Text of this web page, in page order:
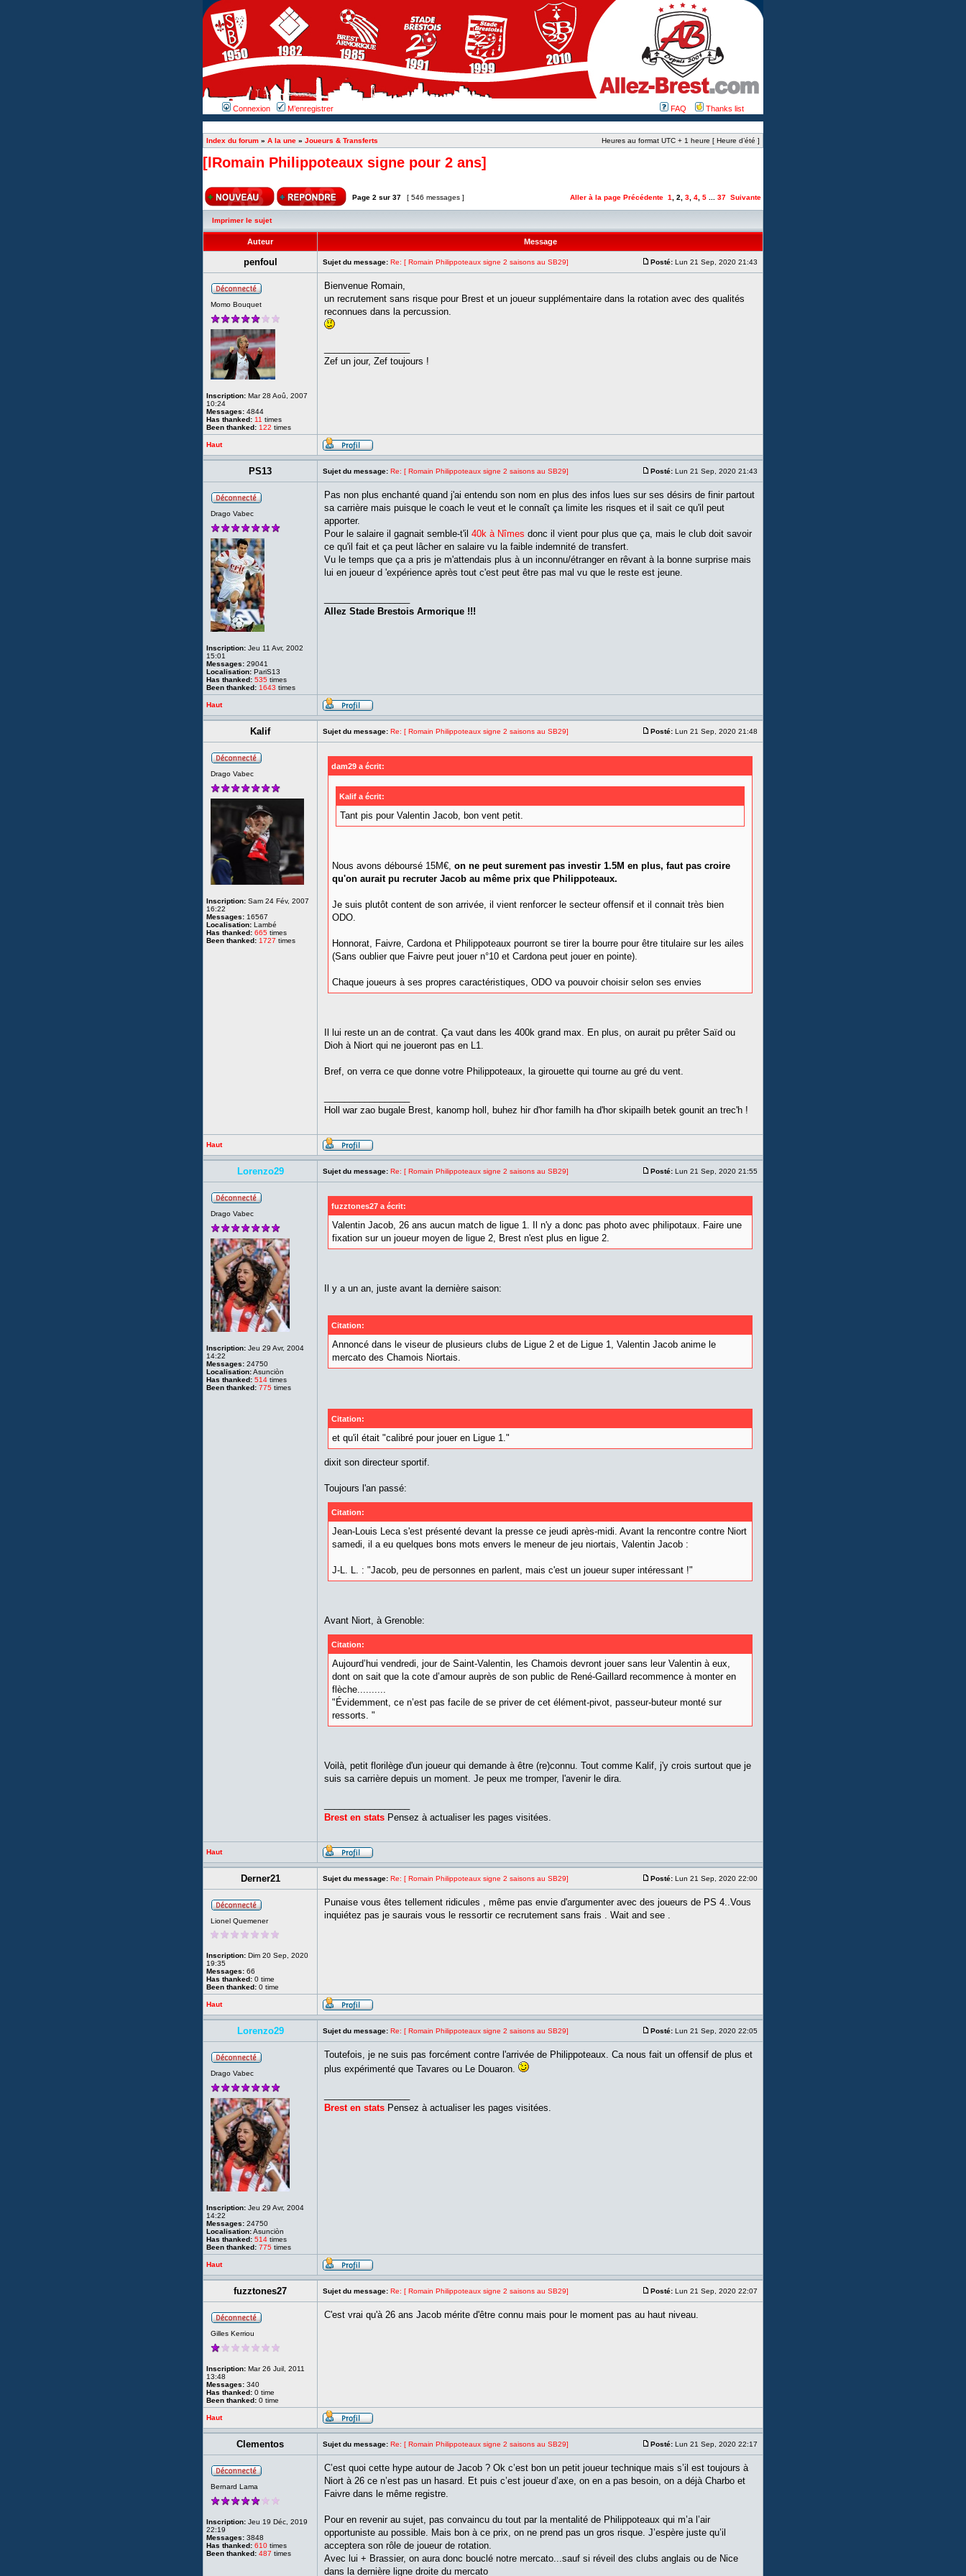
Connexion M’enregistrer FAQ Thanks list
Index du forum » A la une » Joueurs & Transferts Heures au format UTC + 1 heure [ Heure d’été ]
[lRomain Philippoteaux signe pour 2 ans]
Page 2 sur 37 [ 546 messages ] Aller à la page Précédente 1 2 3 4 5 37 Suivante
Imprimer le sujet
Auteur Message
penfoul Sujet du message: Re: [ Romain Philippoteaux signe 2 saisons au SB29] Posté: Lun 21 Sep, 2020 21:43
Momo Bouquet
Inscription: Mar 28 Aoû, 2007
10:24
Messages: 4844
Has thanked: 11 times
Been thanked: 122 times
Bienvenue Romain,
un recrutement sans risque pour Brest et un joueur supplémentaire dans la rotation avec des qualités
reconnues dans la percussion.
Zef un jour, Zef toujours !
Haut
PS13 Sujet du message: Re: [ Romain Philippoteaux signe 2 saisons au SB29] Posté: Lun 21 Sep, 2020 21:43
Drago Vabec
Inscription: Jeu 11 Avr, 2002
15:01
Messages: 29041
Localisation: PariS13
Has thanked: 535 times
Been thanked: 1643 times
Pas non plus enchanté quand j'ai entendu son nom en plus des infos lues sur ses désirs de finir partout
sa carrière mais puisque le coach le veut et le connaît ça limite les risques et il sait ce qu'il peut
apporter.
Pour le salaire il gagnait semble-t'il 40k à Nîmes donc il vient pour plus que ça, mais le club doit savoir
ce qu'il fait et ça peut lâcher en salaire vu la faible indemnité de transfert.
Vu le temps que ça a pris je m'attendais plus à un inconnu/étranger en rêvant à la bonne surprise mais
lui en joueur d 'expérience après tout c'est peut être pas mal vu que le reste est jeune.
Allez Stade Brestois Armorique !!!
Haut
Kalif Sujet du message: Re: [ Romain Philippoteaux signe 2 saisons au SB29] Posté: Lun 21 Sep, 2020 21:48
Drago Vabec
Inscription: Sam 24 Fév, 2007
16:22
Messages: 16567
Localisation: Lambé
Has thanked: 665 times
Been thanked: 1727 times
dam29 a écrit:
Kalif a écrit:
Tant pis pour Valentin Jacob, bon vent petit.
Nous avons déboursé 15M€, on ne peut surement pas investir 1.5M en plus, faut pas croire
qu'on aurait pu recruter Jacob au même prix que Philippoteaux.
Je suis plutôt content de son arrivée, il vient renforcer le secteur offensif et il connait très bien
ODO.
Honnorat, Faivre, Cardona et Philippoteaux pourront se tirer la bourre pour être titulaire sur les ailes
(Sans oublier que Faivre peut jouer n°10 et Cardona peut jouer en pointe).
Chaque joueurs à ses propres caractéristiques, ODO va pouvoir choisir selon ses envies
Il lui reste un an de contrat. Ça vaut dans les 400k grand max. En plus, on aurait pu prêter Saïd ou
Dioh à Niort qui ne joueront pas en L1.
Bref, on verra ce que donne votre Philippoteaux, la girouette qui tourne au gré du vent.
Holl war zao bugale Brest, kanomp holl, buhez hir d'hor familh ha d'hor skipailh betek gounit an trec'h !
Haut
Lorenzo29 Sujet du message: Re: [ Romain Philippoteaux signe 2 saisons au SB29] Posté: Lun 21 Sep, 2020 21:55
Drago Vabec
Inscription: Jeu 29 Avr, 2004
14:22
Messages: 24750
Localisation:Asunciòn
Has thanked: 514 times
Been thanked: 775 times
fuzztones27 a écrit:
Valentin Jacob, 26 ans aucun match de ligue 1. Il n'y a donc pas photo avec philipotaux. Faire une
fixation sur un joueur moyen de ligue 2, Brest n'est plus en ligue 2.
Il y a un an, juste avant la dernière saison:
Citation:
Annoncé dans le viseur de plusieurs clubs de Ligue 2 et de Ligue 1, Valentin Jacob anime le
mercato des Chamois Niortais.
Citation:
et qu'il était "calibré pour jouer en Ligue 1."
dixit son directeur sportif.
Toujours l'an passé:
Citation:
Jean-Louis Leca s'est présenté devant la presse ce jeudi après-midi. Avant la rencontre contre Niort
samedi, il a eu quelques bons mots envers le meneur de jeu niortais, Valentin Jacob :
J-L. L. : "Jacob, peu de personnes en parlent, mais c'est un joueur super intéressant !"
Avant Niort, à Grenoble:
Citation:
Aujourd’hui vendredi, jour de Saint-Valentin, les Chamois devront jouer sans leur Valentin à eux,
dont on sait que la cote d’amour auprès de son public de René-Gaillard recommence à monter en
flèche..........
"Évidemment, ce n’est pas facile de se priver de cet élément-pivot, passeur-buteur monté sur
ressorts. "
Voilà, petit florilège d'un joueur qui demande à être (re)connu. Tout comme Kalif, j'y crois surtout que je
suis sa carrière depuis un moment. Je peux me tromper, l'avenir le dira.
Brest en stats Pensez à actualiser les pages visitées.
Haut
Derner21 Sujet du message: Re: [ Romain Philippoteaux signe 2 saisons au SB29] Posté: Lun 21 Sep, 2020 22:00
Lionel Quemener
Inscription: Dim 20 Sep, 2020
19:35
Messages: 66
Has thanked: 0 time
Been thanked: 0 time
Punaise vous êtes tellement ridicules , même pas envie d'argumenter avec des joueurs de PS 4..Vous
inquiétez pas je saurais vous le ressortir ce recrutement sans frais . Wait and see .
Haut
Lorenzo29 Sujet du message: Re: [ Romain Philippoteaux signe 2 saisons au SB29] Posté: Lun 21 Sep, 2020 22:05
Drago Vabec
Inscription: Jeu 29 Avr, 2004
14:22
Messages: 24750
Localisation:Asunciòn
Has thanked: 514 times
Been thanked: 775 times
Toutefois, je ne suis pas forcément contre l'arrivée de Philippoteaux. Ca nous fait un offensif de plus et
plus expérimenté que Tavares ou Le Douaron.
Brest en stats Pensez à actualiser les pages visitées.
Haut
fuzztones27 Sujet du message: Re: [ Romain Philippoteaux signe 2 saisons au SB29] Posté: Lun 21 Sep, 2020 22:07
Gilles Kerriou
Inscription: Mar 26 Juil, 2011
13:48
Messages: 340
Has thanked: 0 time
Been thanked: 0 time
C'est vrai qu'à 26 ans Jacob mérite d'être connu mais pour le moment pas au haut niveau.
Haut
Clementos Sujet du message: Re: [ Romain Philippoteaux signe 2 saisons au SB29] Posté: Lun 21 Sep, 2020 22:17
Bernard Lama
Inscription: Jeu 19 Déc, 2019
22:19
Messages: 3848
Has thanked: 610 times
Been thanked: 487 times
C’est quoi cette hype autour de Jacob ? Ok c’est bon un petit joueur technique mais s’il est toujours à
Niort à 26 ce n’est pas un hasard. Et puis c’est joueur d’axe, on en a pas besoin, on a déjà Charbo et
Faivre dans le même registre.
Pour en revenir au sujet, pas convaincu du tout par la mentalité de Philippoteaux qui m’a l’air
opportuniste au possible. Mais bon à ce prix, on ne prend pas un gros risque. J’espère juste qu’il
acceptera son rôle de joueur de rotation.
Avec lui + Brassier, on aura donc bouclé notre mercato...sauf si réveil des clubs anglais ou de Nice
dans la dernière ligne droite du mercato